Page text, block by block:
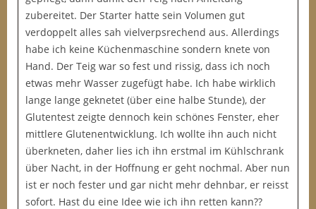
zubereitet. Der Starter hatte sein Volumen gut
verdoppelt alles sah vielverpsrechend aus. Allerdings
habe ich keine Küchenmaschine sondern knete von
Hand. Der Teig war so fest und rissig, dass ich noch
etwas mehr Wasser zugefügt habe. Ich habe wirklich
lange lange geknetet (über eine halbe Stunde), der
Glutentest zeigte dennoch kein schönes Fenster, eher
mittlere Glutenentwicklung. Ich wollte ihn auch nicht
überkneten, daher lies ich ihn erstmal im Kühlschrank
über Nacht, in der Hoffnung er geht nochmal. Aber nun
ist er noch fester und gar nicht mehr dehnbar, er reisst
sofort. Hast du eine Idee wie ich ihn retten kann??